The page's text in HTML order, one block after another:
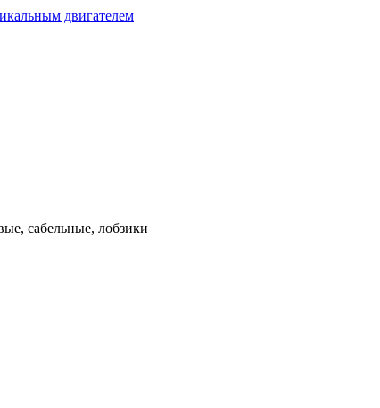
двигателем
сабельные, лобзики